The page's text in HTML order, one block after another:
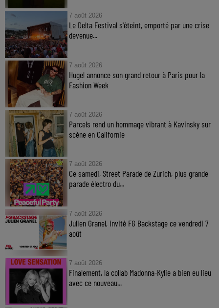
7 août 2026
Le Delta Festival s'éteint, emporté par une crise
devenue...
7 août 2026
Hugel annonce son grand retour à Paris pour la
Fashion Week
7 août 2026
Parcels rend un hommage vibrant à Kavinsky sur
scène en Californie
7 août 2026
Ce samedi, Street Parade de Zurich, plus grande
parade électro du...
7 août 2026
Julien Granel, invité FG Backstage ce vendredi 7
août
7 août 2026
Finalement, la collab Madonna-Kylie a bien eu lieu
avec ce nouveau...